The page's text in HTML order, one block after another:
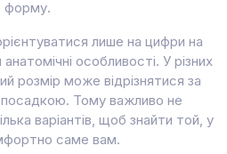
форму.
лише на цифри на
особливості. У різних
розмір може відрізнятися за
Тому важливо не
варіантів, щоб знайти той, у
саме вам.